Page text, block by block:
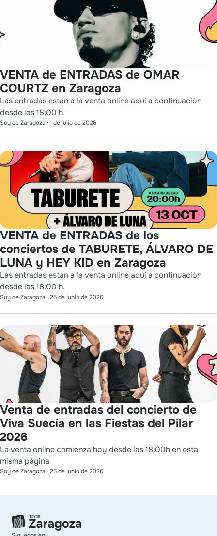
VENTA de ENTRADAS de OMAR
COURTZ en Zaragoza
Las entradas están a la venta online aquí a continuación
desde las 18:00 h.
Soy de Zaragoza · 1 de julio de 2026
VENTA de ENTRADAS de los
conciertos de TABURETE, ÁLVARO DE
LUNA y HEY KID en Zaragoza
Las entradas están a la venta online aquí a continuación
desde las 18:00 h.
Soy de Zaragoza · 25 de junio de 2026
Venta de entradas del concierto de
Viva Suecia en las Fiestas del Pilar
2026
La venta online comienza hoy desde las 18:00h en esta
misma página
Soy de Zaragoza · 25 de junio de 2026